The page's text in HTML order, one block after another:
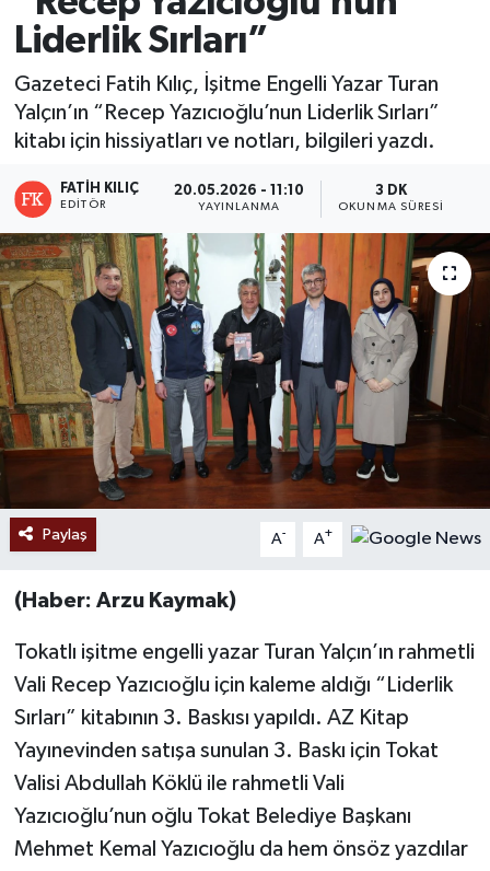
Liderlik Sırları”
Gazeteci Fatih Kılıç, İşitme Engelli Yazar Turan
Yalçın’ın “Recep Yazıcıoğlu’nun Liderlik Sırları”
kitabı için hissiyatları ve notları, bilgileri yazdı.
FATIH KILIÇ
EDITÖR
20.05.2026 - 11:10
YAYINLANMA
3 DK
OKUNMA SÜRESI
Paylaş A- A+
(Haber: Arzu Kaymak)
Tokatlı işitme engelli yazar Turan Yalçın’ın rahmetli
Vali Recep Yazıcıoğlu için kaleme aldığı “Liderlik
Sırları” kitabının 3. Baskısı yapıldı. AZ Kitap
Yayınevinden satışa sunulan 3. Baskı için Tokat
Valisi Abdullah Köklü ile rahmetli Vali
Yazıcıoğlu’nun oğlu Tokat Belediye Başkanı
Mehmet Kemal Yazıcıoğlu da hem önsöz yazdılar
Ekonomi
Sağlık
Tokat Haber